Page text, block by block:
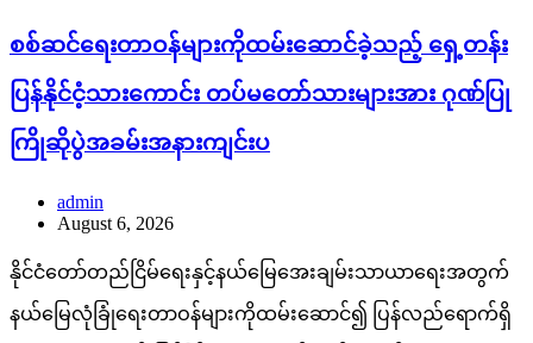
စစ်ဆင်ရေးတာဝန်များကိုထမ်းဆောင်ခဲ့သည့် ရှေ့တန်း
ပြန်နိုင်ငံ့သားကောင်း တပ်မတော်သားများအား ဂုဏ်ပြု
ကြိုဆိုပွဲအခမ်းအနားကျင်းပ
admin
August 6, 2026
နိုင်ငံတော်တည်ငြိမ်ရေးနှင့်နယ်မြေအေးချမ်းသာယာရေးအတွက်
နယ်မြေလုံခြုံရေးတာဝန်များကိုထမ်းဆောင်၍ ပြန်လည်ရောက်ရှိ